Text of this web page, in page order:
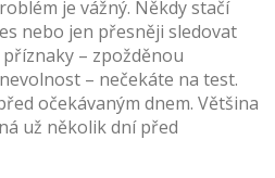
je vážný. Někdy stačí
nebo jen přesněji sledovat
– zpožděnou
– nečekáte na test.
očekávaným dnem. Většina
už několik dní před